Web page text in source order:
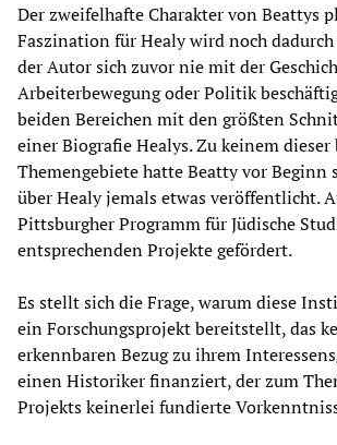
Der zweifelhafte Charakter von Beattys
Faszination für Healy wird noch
der Autor sich zuvor nie mit der
Arbeiterbewegung oder Politik
beiden Bereichen mit den größten
einer Biografie Healys. Zu keinem dieser
Themengebiete hatte Beatty vor Beginn
über Healy jemals etwas veröffentlicht.
Pittsburgher Programm für Jüdische
entsprechenden Projekte gefördert.
Es stellt sich die Frage, warum diese
ein Forschungsprojekt bereitstellt, das
erkennbaren Bezug zu ihrem
einen Historiker finanziert, der zum
Projekts keinerlei fundierte